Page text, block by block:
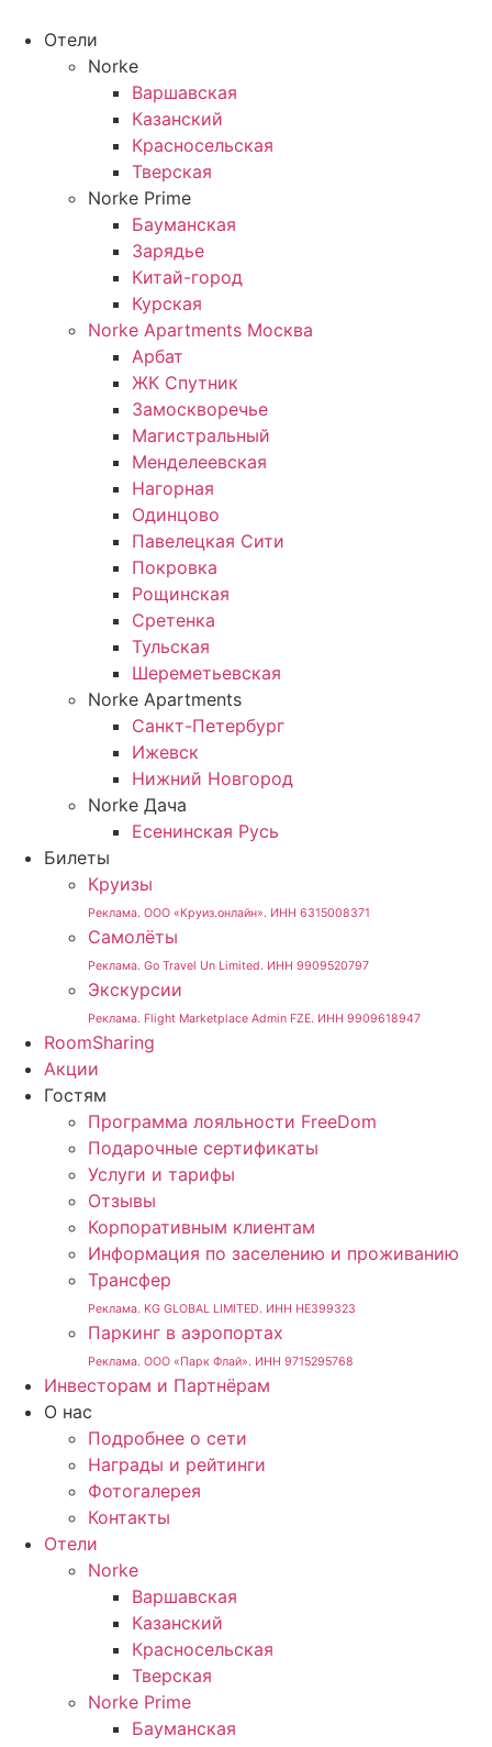
содержимому
Отели
Norke
Варшавская
Казанский
Красносельская
Тверская
Norke Prime
Бауманская
Зарядье
Китай-город
Курская
Norke Apartments Москва
Арбат
ЖК Спутник
Замоскворечье
Магистральный
Менделеевская
Нагорная
Одинцово
Павелецкая Сити
Покровка
Рощинская
Сретенка
Тульская
Шереметьевская
Norke Apartments
Санкт-Петербург
Ижевск
Нижний Новгород
Norke Дача
Есенинская Русь
Билеты
Круизы
Реклама. ООО «Круиз.онлайн». ИНН 6315008371
Самолёты
Реклама. Go Travel Un Limited. ИНН 9909520797
Экскурсии
Реклама. Flight Marketplace Admin FZE. ИНН 9909618947
RoomSharing
Акции
Гостям
Программа лояльности FreeDom
Подарочные сертификаты
Услуги и тарифы
Отзывы
Корпоративным клиентам
Информация по заселению и проживанию
Трансфер
Реклама. KG GLOBAL LIMITED. ИНН HE399323
Паркинг в аэропортах
Реклама. ООО «Парк Флай». ИНН 9715295768
Инвесторам и Партнёрам
О нас
Подробнее о сети
Награды и рейтинги
Фотогалерея
Контакты
Отели
Norke
Варшавская
Казанский
Красносельская
Тверская
Norke Prime
Бауманская